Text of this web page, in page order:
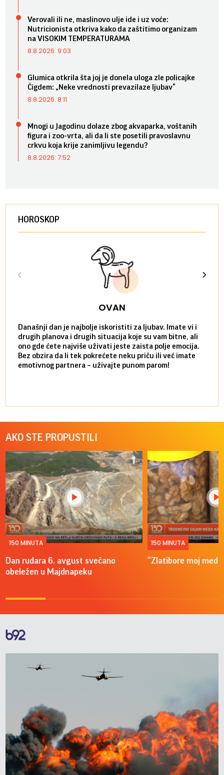
Verovali ili ne, maslinovo ulje ide i uz voće:
Nutricionista otkriva kako da zaštitimo organizam
na VISOKIM TEMPERATURAMA
8.8.2026. 9:03
Glumica otkrila šta joj je donela uloga zle policajke
Čigdem: „Neke vrednosti prevazilaze ljubav“
8.8.2026. 8:11
Mnogi u Jagodinu dolaze zbog akvaparka, voštanih
figura i zoo-vrta, ali da li ste posetili pravoslavnu
crkvu koja krije zanimljivu legendu?
8.8.2026. 7:52
HOROSKOP
OVAN
Današnji dan je najbolje iskoristiti za ljubav. Imate vi i
drugih planova i drugih situacija koje su vam bitne, ali
ono gde ćete najviše uživati jeste zaista polje emocija.
Bez obzira da li tek pokrećete neku priču ili već imate
emotivnog partnera – uživajte punom parom!
AKO STE PROPUSTILI
150 MINUTA
Dan rudara 6. avgust svečano
obeležen u Majdnapeku
150 MINUTA
“Zlatibore moj